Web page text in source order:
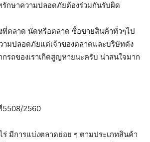
กษาความปลอดภัยต้องร่วมกันรับผิด
ตลาด นัดหรือตลาด ซื้อขายสินค้าทั่วๆไป
มปลอดภัยแต่เจ้าของตลาดและบริษัทดัง
รถของเราเกิดสูญหายนะครับ น่าสนใจมาก
5508/2560
มีการแบ่งตลาดย่อย ๆ ตามประเภทสินค้า